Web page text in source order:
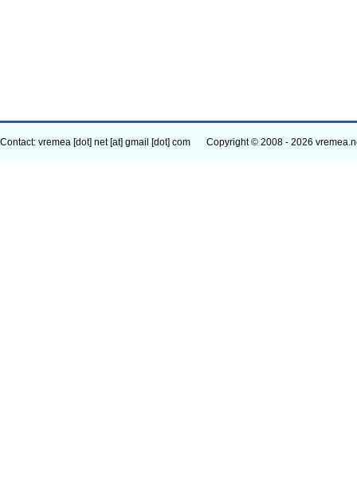
Contact: vremea [dot] net [at] gmail [dot] com Copyright © 2008 - 2026